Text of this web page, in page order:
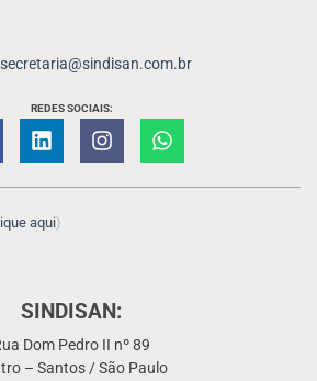
secretaria@sindisan.com.br
REDES SOCIAIS:
aqui)
SINDISAN:
Dom Pedro II nº 89
– Santos / São Paulo